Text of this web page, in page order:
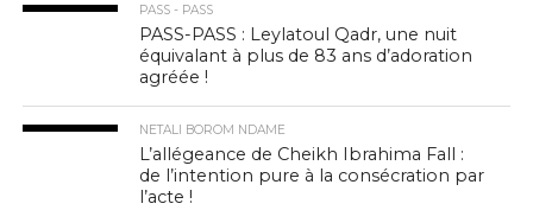
PASS - PASS
PASS-PASS : Leylatoul Qadr, une nuit
équivalant à plus de 83 ans d’adoration
agréée !
NETALI BOROM NDAME
L’allégeance de Cheikh Ibrahima Fall :
de l’intention pure à la consécration par
l’acte !